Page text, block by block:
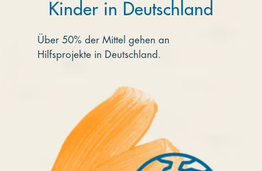
Kinder in Deutschland
Über 50% der Mittel gehen an
Hilfsprojekte in Deutschland.